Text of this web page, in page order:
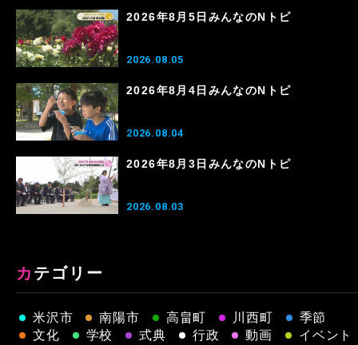
2026年8月5日みんなのNトピ
2026.08.05
2026年8月4日みんなのNトピ
2026.08.04
2026年8月3日みんなのNトピ
2026.08.03
カテゴリー
米沢市 南陽市 高畠町 川西町
季節
文化
学校 式典 行政 動画
イベント